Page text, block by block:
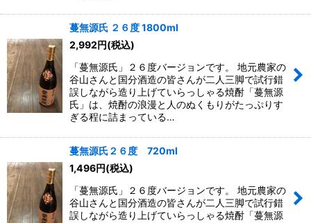
蔓無源氏 ２６度 1800ml
2,992円(税込)
「蔓無源氏」２６度バージョンです。 地元農家の
谷山さんと国分酒造の皆さんが二人三脚で試行錯
誤しながら造り上げていらっしゃる焼酎「蔓無源
氏」は、焼酎の浪漫と人のぬくもりがたっぷりす
ぎる程に詰まっている…
蔓無源氏２６度 720ml
1,496円(税込)
「蔓無源氏」２６度バージョンです。 地元農家の
谷山さんと国分酒造の皆さんが二人三脚で試行錯
誤しながら造り上げていらっしゃる焼酎「蔓無源